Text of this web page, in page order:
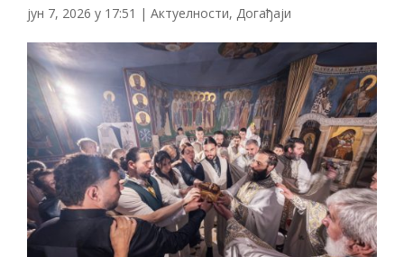
јун 7, 2026 у 17:51 | Актуелности, Догађаји